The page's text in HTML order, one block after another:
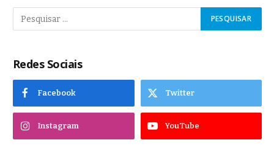
Redes Sociais
Facebook Twitter
Instagram YouTube